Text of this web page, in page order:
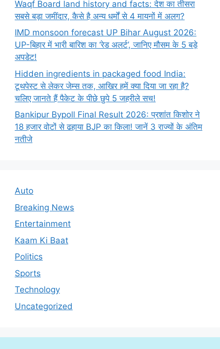
Waqf Board land history and facts: देश का तीसरा
सबसे बड़ा जमींदार, कैसे है अन्य धर्मों से 4 मायनों में अलग?
IMD monsoon forecast UP Bihar August 2026:
UP-बिहार में भारी बारिश का ‘रेड अलर्ट’, जानिए मौसम के 5 बड़े
अपडेट!
Hidden ingredients in packaged food India:
टूथपेस्ट से लेकर जेम्स तक, आखिर हमें क्या दिया जा रहा है?
चलिए जानते हैं पैकेट के पीछे छुपे 5 जहरीले सच!
Bankipur Bypoll Final Result 2026: प्रशांत किशोर ने
18 हजार वोटों से ढहाया BJP का किला! जानें 3 राज्यों के अंतिम
नतीजे
Auto
Breaking News
Entertainment
Kaam Ki Baat
Politics
Sports
Technology
Uncategorized